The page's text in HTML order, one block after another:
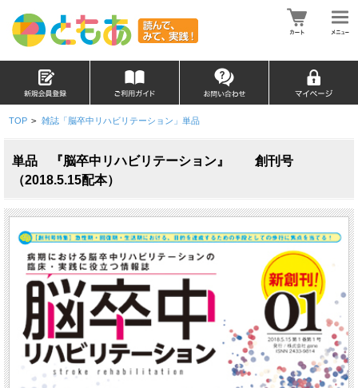
TOP > 雑誌「脳卒中リハビリテーション」単品
単品 『脳卒中リハビリテーション』 創刊号
（2018.5.15配本）